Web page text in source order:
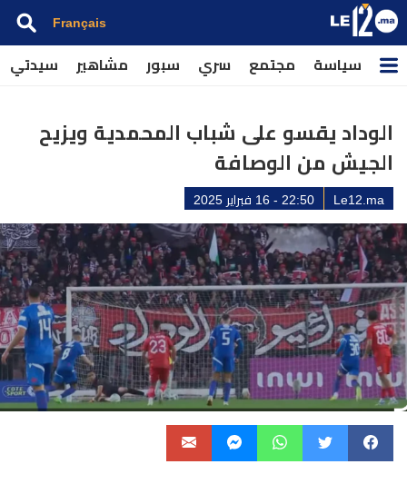
Français
سياسة مجتمع سري سبور مشاهير سيدتي
الوداد يقسو على شباب المحمدية ويزيح
الجيش من الوصافة
Le12.ma 22:50 - 16 فبراير 2025